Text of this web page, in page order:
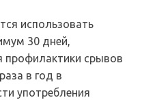
использовать
30 дней,
профилактики срывов
в год в
употребления